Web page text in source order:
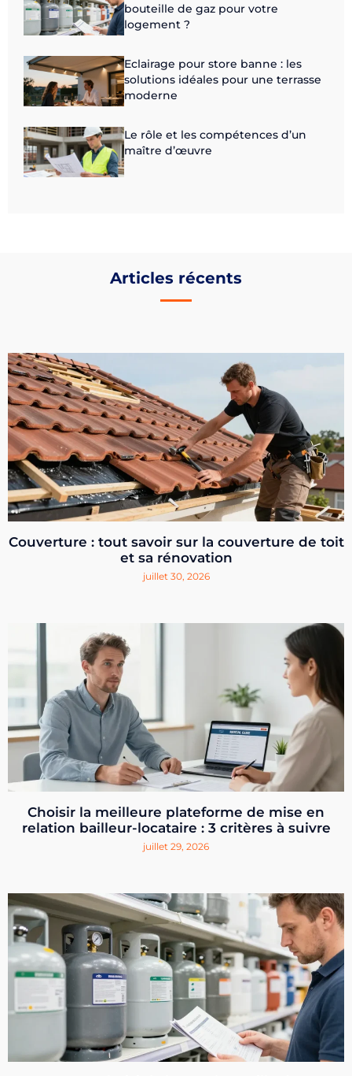
bouteille de gaz pour votre
logement ?
Eclairage pour store banne : les
solutions idéales pour une terrasse
moderne
Le rôle et les compétences d’un
maître d’œuvre
Articles récents
Couverture : tout savoir sur la couverture de toit
et sa rénovation
juillet 30, 2026
Choisir la meilleure plateforme de mise en
relation bailleur-locataire : 3 critères à suivre
juillet 29, 2026